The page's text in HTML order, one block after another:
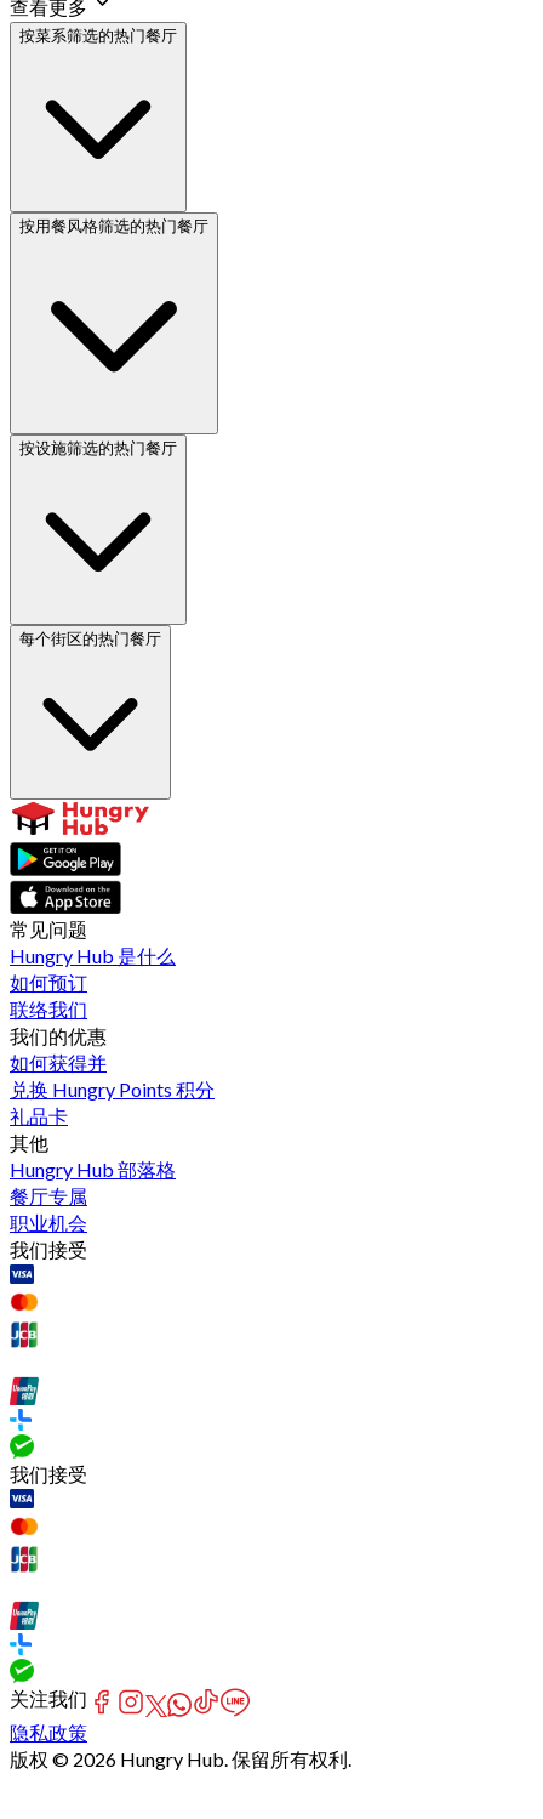
查看更多
按菜系筛选的热门餐厅
按用餐风格筛选的热门餐厅
按设施筛选的热门餐厅
每个街区的热门餐厅
常见问题
Hungry Hub 是什么
如何预订
联络我们
我们的优惠
如何获得并
兑换 Hungry Points 积分
礼品卡
其他
Hungry Hub 部落格
餐厅专属
职业机会
我们接受
我们接受
关注我们
隐私政策
版权 © 2026 Hungry Hub. 保留所有权利.